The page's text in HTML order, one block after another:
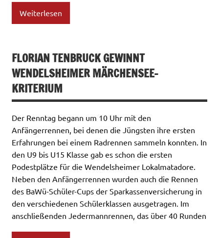
Weiterlesen
FLORIAN TENBRUCK GEWINNT
WENDELSHEIMER MÄRCHENSEE-
KRITERIUM
Der Renntag begann um 10 Uhr mit den
Anfängerrennen, bei denen die Jüngsten ihre ersten
Erfahrungen bei einem Radrennen sammeln konnten. In
den U9 bis U15 Klasse gab es schon die ersten
Podestplätze für die Wendelsheimer Lokalmatadore.
Neben den Anfängerrennen wurden auch die Rennen
des BaWü-Schüler-Cups der Sparkassenversicherung in
den verschiedenen Schülerklassen ausgetragen. Im
anschließenden Jedermannrennen, das über 40 Runden